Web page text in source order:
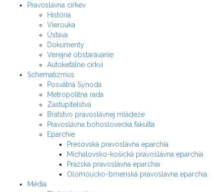
Pravoslávna cirkev
História
Vierouka
Ústava
Dokumenty
Verejné obstarávanie
Autokefálne cirkvi
Schematizmus
Posvätná Synoda
Metropolitná rada
Zastupiteľstvá
Bratstvo pravoslávnej mládeže
Pravoslávna bohoslovecká fakulta
Eparchie
Prešovská pravoslávna eparchia
Michalovsko-košická pravoslávna eparchia
Pražská pravoslávna eparchia
Olomoucko-brnenská pravoslávna eparchia
Média